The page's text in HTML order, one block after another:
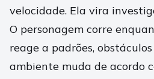
velocidade. Ela vira
O personagem corre
reage a padrões,
ambiente muda de acordo